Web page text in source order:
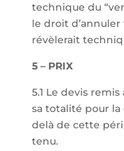
technique du
le droit
révèlerait
5 – PRIX
5.1 Le devis remis
sa totalité pour la
delà de cette
tenu.